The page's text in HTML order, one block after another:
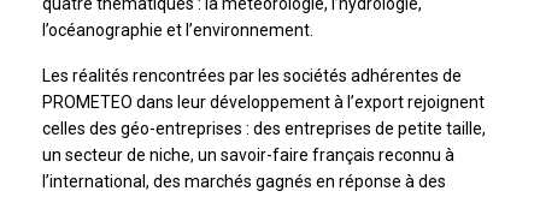
quatre thématiques : la météorologie, l’hydrologie,
l’océanographie et l’environnement.
Les réalités rencontrées par les sociétés adhérentes de
PROMETEO dans leur développement à l’export rejoignent
celles des géo-entreprises : des entreprises de petite taille,
un secteur de niche, un savoir-faire français reconnu à
l’international, des marchés gagnés en réponse à des